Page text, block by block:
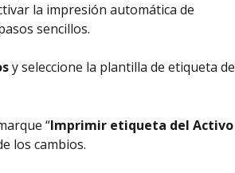
la impresión automática de
sencillos.
y seleccione la plantilla de etiqueta de
“Imprimir etiqueta del Activo
los cambios.